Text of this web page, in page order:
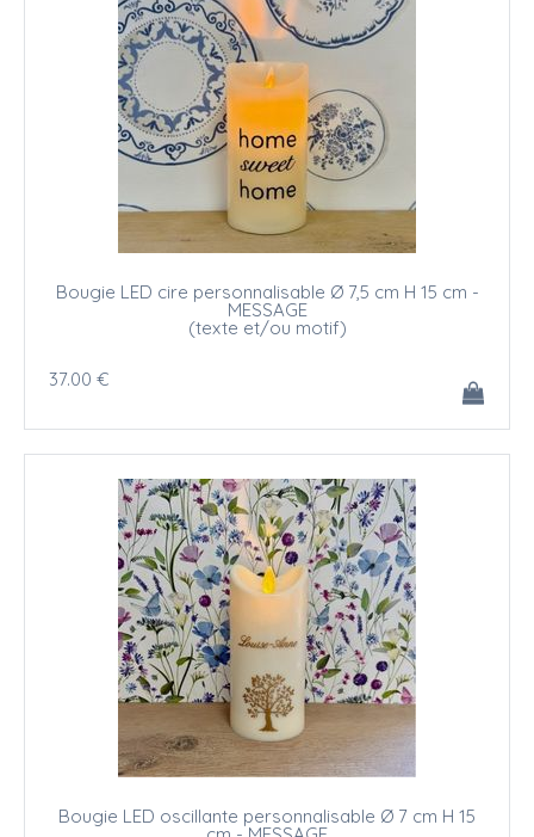
Bougie LED cire personnalisable Ø 7,5 cm H 15 cm -
MESSAGE
(texte et/ou motif)
37.00 €
Bougie LED oscillante personnalisable Ø 7 cm H 15